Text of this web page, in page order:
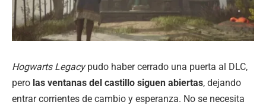
Hogwarts Legacypudo haber cerrado una puerta al DLC,
pero las ventanas del castillo siguen abiertas, dejando
entrar corrientes de cambio y esperanza. No se necesita